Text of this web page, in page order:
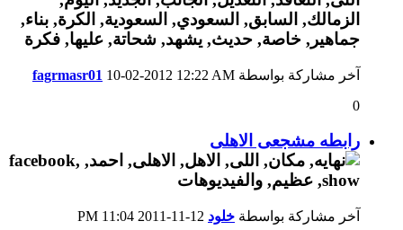
آخر مشاركة بواسطة fagrmasr01 10-02-2012 12:22 AM
0
رابطه مشجعى الاهلى
آخر مشاركة بواسطة خلود
11:04 PM